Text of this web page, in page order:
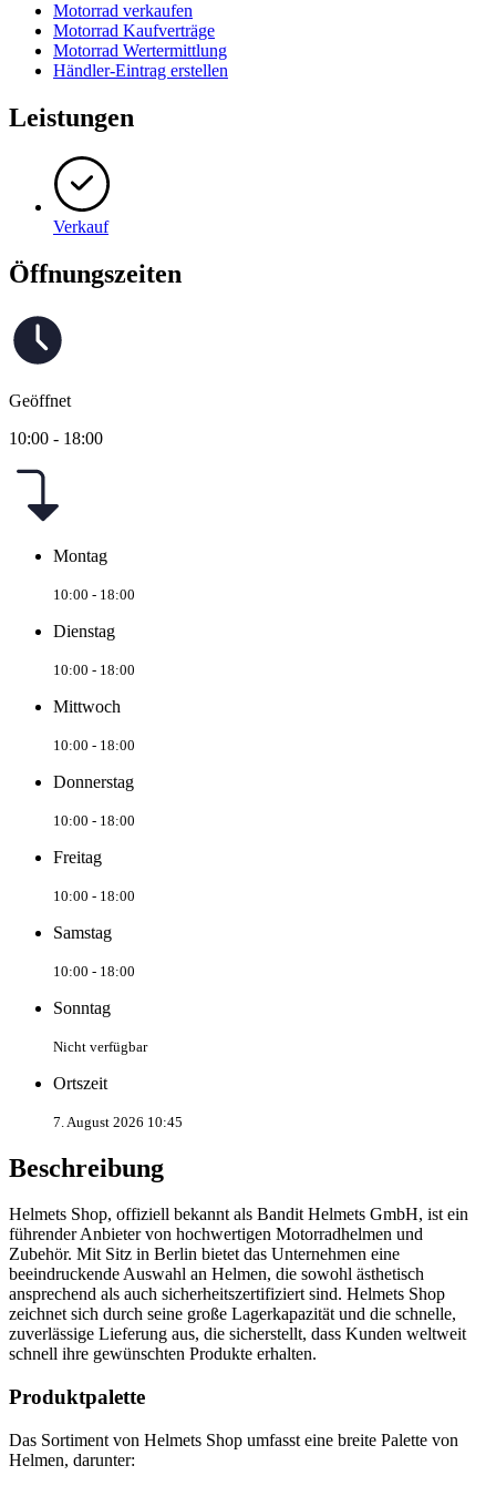
Motorrad verkaufen
Motorrad Kaufverträge
Motorrad Wertermittlung
Händler-Eintrag erstellen
Leistungen
Verkauf
Öffnungszeiten
Geöffnet
10:00 - 18:00
Montag
10:00 - 18:00
Dienstag
10:00 - 18:00
Mittwoch
10:00 - 18:00
Donnerstag
10:00 - 18:00
Freitag
10:00 - 18:00
Samstag
10:00 - 18:00
Sonntag
Nicht verfügbar
Ortszeit
7. August 2026 10:45
Beschreibung
Helmets Shop, offiziell bekannt als Bandit Helmets GmbH, ist ein
führender Anbieter von hochwertigen Motorradhelmen und
Zubehör. Mit Sitz in Berlin bietet das Unternehmen eine
beeindruckende Auswahl an Helmen, die sowohl ästhetisch
ansprechend als auch sicherheitszertifiziert sind. Helmets Shop
zeichnet sich durch seine große Lagerkapazität und die schnelle,
zuverlässige Lieferung aus, die sicherstellt, dass Kunden weltweit
schnell ihre gewünschten Produkte erhalten.
Produktpalette
Das Sortiment von Helmets Shop umfasst eine breite Palette von
Helmen, darunter: